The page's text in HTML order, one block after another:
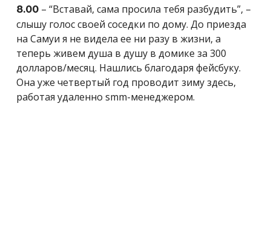
8.00 – “Вставай, сама просила тебя разбудить”, –
слышу голос своей соседки по дому. До приезда
на Самуи я не видела ее ни разу в жизни, а
теперь живем душа в душу в домике за 300
долларов/месяц. Нашлись благодаря фейсбуку.
Она уже четвертый год проводит зиму здесь,
работая удаленно smm-менеджером.